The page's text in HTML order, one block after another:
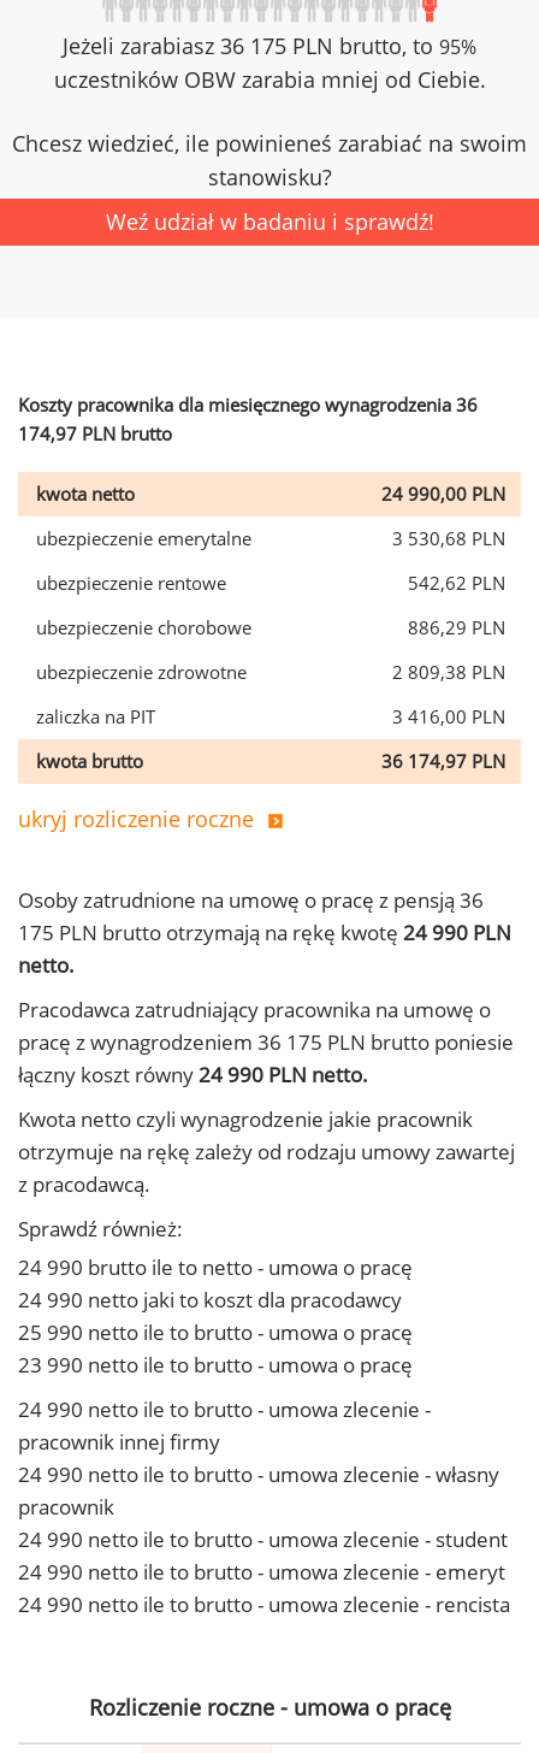
Jeżeli zarabiasz 36 175 PLN brutto, to 95%
uczestników OBW zarabia mniej od Ciebie.
Chcesz wiedzieć, ile powinieneś zarabiać na swoim
stanowisku?
Weź udział w badaniu i sprawdź!
Koszty pracownika dla miesięcznego wynagrodzenia 36
174,97 PLN brutto
kwota netto
24 990,00 PLN
ubezpieczenie emerytalne
3 530,68 PLN
ubezpieczenie rentowe
542,62 PLN
ubezpieczenie chorobowe
886,29 PLN
ubezpieczenie zdrowotne
2 809,38 PLN
zaliczka na PIT
3 416,00 PLN
kwota brutto
36 174,97 PLN
ukryj rozliczenie roczne
Osoby zatrudnione na umowę o pracę z pensją 36
175 PLN brutto otrzymają na rękę kwotę 24 990 PLN
netto.
Pracodawca zatrudniający pracownika na umowę o
pracę z wynagrodzeniem 36 175 PLN brutto poniesie
łączny koszt równy24 990 PLN netto.
Kwota netto czyli wynagrodzenie jakie pracownik
otrzymuje na rękę zależy od rodzaju umowy zawartej
z pracodawcą.
Sprawdź również:
24 990 brutto ile to netto - umowa o pracę
24 990 netto jaki to koszt dla pracodawcy
25 990 netto ile to brutto - umowa o pracę
23 990 netto ile to brutto - umowa o pracę
24 990 netto ile to brutto - umowa zlecenie -
pracownik innej firmy
24 990 netto ile to brutto - umowa zlecenie - własny
pracownik
24 990 netto ile to brutto - umowa zlecenie - student
24 990 netto ile to brutto - umowa zlecenie - emeryt
24 990 netto ile to brutto - umowa zlecenie - rencista
Rozliczenie roczne - umowa o pracę